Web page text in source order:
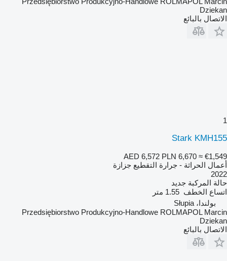
Dziekan
الاتصال بالبائع
1
Stark KMH155
AED 6,572 PLN 6,670 ≈ €1,549
أعمال الحراثة - جرارة التقطيع جزازة
2022
حالة المركبة جديد
اتساع الخطف 1.55 متر
بولندا، Słupia
Przedsiębiorstwo Produkcyjno-Handlowe ROLMAPOL Marcin
Dziekan
الاتصال بالبائع